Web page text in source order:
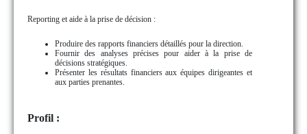
Reporting et aide à la prise de décision :
Produire des rapports financiers détaillés pour la direction.
Fournir des analyses précises pour aider à la prise de
décisions stratégiques.
Présenter les résultats financiers aux équipes dirigeantes et
aux parties prenantes.
Profil :